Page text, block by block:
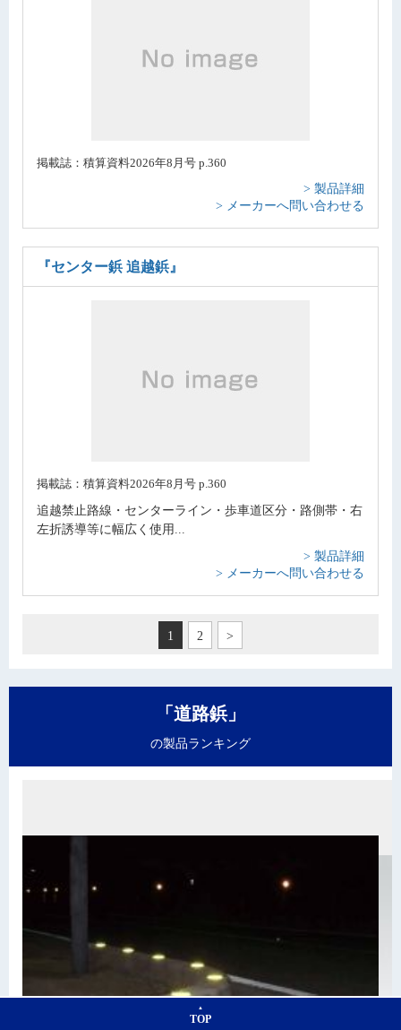
掲載誌：積算資料2026年8月号 p.360
> 製品詳細
> メーカーへ問い合わせる
『センター鋲 追越鋲』
掲載誌：積算資料2026年8月号 p.360
追越禁止路線・センターライン・歩車道区分・路側帯・右
左折誘導等に幅広く使用...
> 製品詳細
> メーカーへ問い合わせる
1 2 >
「道路鋲」
の製品ランキング
TOP